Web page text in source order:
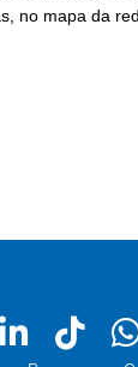
no mapa da
Instagram